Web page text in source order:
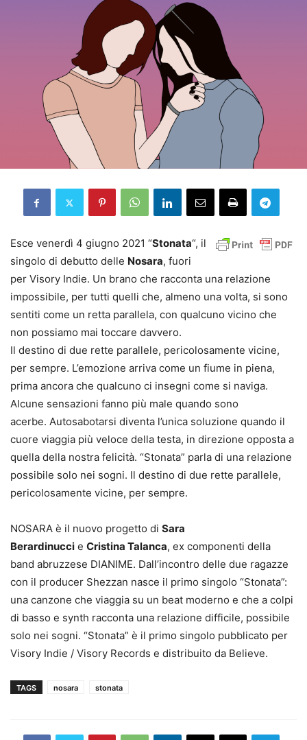
Esce venerdì 4 giugno 2021 “Stonata“, il
singolo di debutto delle Nosara, fuori
per Visory Indie. Un brano che racconta una relazione
impossibile, per tutti quelli che, almeno una volta, si sono
sentiti come un retta parallela, con qualcuno vicino che
non possiamo mai toccare davvero.
Il destino di due rette parallele, pericolosamente vicine,
per sempre. L’emozione arriva come un fiume in piena,
prima ancora che qualcuno ci insegni come si naviga.
Alcune sensazioni fanno più male quando sono
acerbe. Autosabotarsi diventa l’unica soluzione quando il
cuore viaggia più veloce della testa, in direzione opposta a
quella della nostra felicità. “Stonata” parla di una relazione
possibile solo nei sogni. Il destino di due rette parallele,
pericolosamente vicine, per sempre.
NOSARA è il nuovo progetto di Sara
Berardinucci e Cristina Talanca, ex componenti della
band abruzzese DIANIME. Dall’incontro delle due ragazze
con il producer Shezzan nasce il primo singolo “Stonata”:
una canzone che viaggia su un beat moderno e che a colpi
di basso e synth racconta una relazione difficile, possibile
solo nei sogni. “Stonata” è il primo singolo pubblicato per
Visory Indie / Visory Records e distribuito da Believe.
TAGS nosara stonata